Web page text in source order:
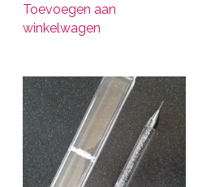
Toevoegen aan
winkelwagen